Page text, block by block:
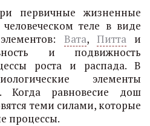
первичные жизненные
теле в виде
Вата, Питтаи
и подвижность
роста и распада. В
элементы
Когда равновесие дош
теми силами, которые
процессы.